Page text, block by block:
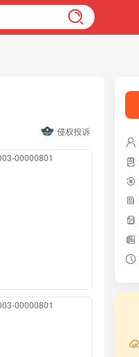
侵权投诉
00000801
00000801